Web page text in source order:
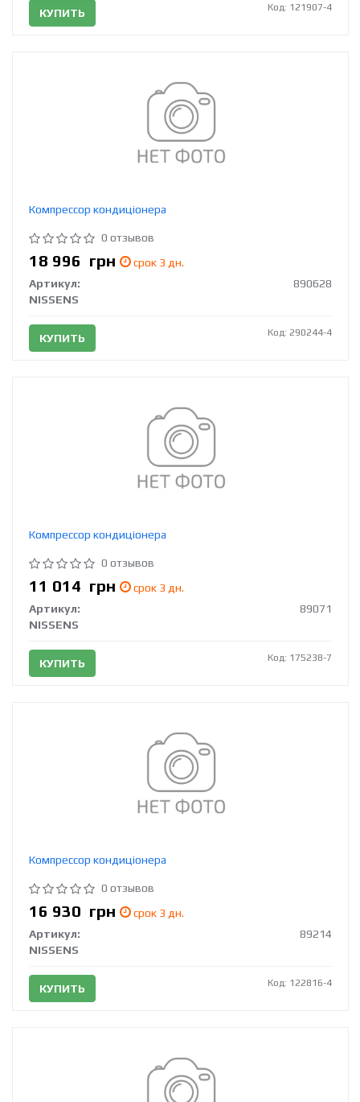
КУПИТЬ Код: 121907-4
Компрессор кондиціонера
0 отзывов
18 996 грн
срок 3 дн.
Артикул:
890628
NISSENS
КУПИТЬ Код: 290244-4
Компрессор кондиціонера
0 отзывов
11 014 грн
срок 3 дн.
Артикул:
89071
NISSENS
КУПИТЬ Код: 175238-7
Компрессор кондиціонера
0 отзывов
16 930 грн
срок 3 дн.
Артикул:
89214
NISSENS
КУПИТЬ Код: 122816-4